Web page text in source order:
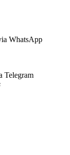
WhatsApp
Telegram